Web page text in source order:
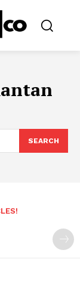
SEARCH